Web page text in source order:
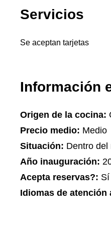
Servicios
Se aceptan tarjetas
Información
Origen de la cocina:
Precio medio: Medio
Situación: Dentro del
Año inauguración:
Acepta reservas?: Sí
Idiomas de atención